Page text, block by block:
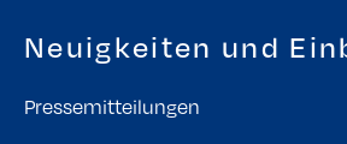
Neuigkeiten und
Pressemitteilungen